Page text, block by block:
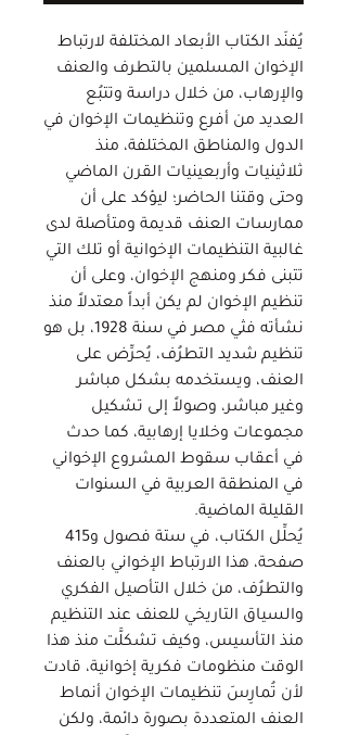
يُفنِّد الكتاب الأبعاد المختلفة لارتباط
الإخوان المسلمين بالتطرف والعنف
والإرهاب، من خلال دراسة وتتبُع
العديد من أفرع وتنظيمات الإخوان في
الدول والمناطق المختلفة، منذ
ثلاثينيات وأربعينيات القرن الماضي
وحتى وقتنا الحاضر؛ ليؤكد على أن
ممارسات العنف قديمة ومتأصلة لدى
غالبية التنظيمات الإخوانية أو تلك التي
تتبنى فكر ومنهج الإخوان، وعلى أن
تنظيم الإخوان لم يكن أبداً معتدلاً منذ
نشأته فثي مصر في سنة 1928، بل هو
تنظيم شديد التطرُف، يُحرِّض على
العنف، ويستخدمه بشكل مباشر
وغير مباشر، وصولاً إلى تشكيل
مجموعات وخلايا إرهابية، كما حدث
في أعقاب سقوط المشروع الإخواني
في المنطقة العربية في السنوات
القليلة الماضية.
يُحلِّل الكتاب، في ستة فصول و415
صفحة، هذا الارتباط الإخواني بالعنف
والتطرُف، من خلال التأصيل الفكري
والسياق التاريخي للعنف عند التنظيم
منذ التأسيس، وكيف تشكلَّت منذ هذا
الوقت منظومات فكرية إخوانية، قادت
لأن تُمارِسَ تنظيمات الإخوان أنماط
العنف المتعددة بصورة دائمة، ولكن